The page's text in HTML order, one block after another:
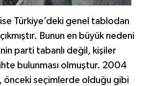
Türkiye’deki genel tablodan
Bunun en büyük nedeni
parti tabanlı değil, kişiler
bulunması olmuştur. 2004
önceki seçimlerde olduğu gibi